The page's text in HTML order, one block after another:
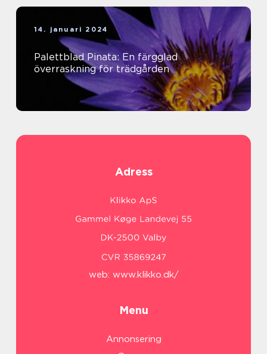
14. januari 2024
Palettblad Pinata: En färgglad
överraskning för trädgården
Adress
web: www.klikko.dk/
Menu
Annonsering